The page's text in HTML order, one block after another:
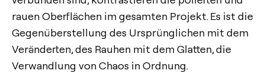
rauen Oberflächen im gesamten Projekt. Es ist die
Gegenüberstellung des Ursprünglichen mit dem
Veränderten, des Rauhen mit dem Glatten, die
Verwandlung von Chaos in Ordnung.